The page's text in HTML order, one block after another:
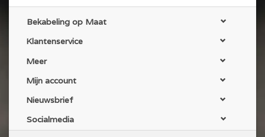
Ook in andere varianten leverbaar. Neem hiervoor
even contact met ons op.
Bekabeling op Maat
Klantenservice
Meer
Mijn account
Nieuwsbrief
Socialmedia